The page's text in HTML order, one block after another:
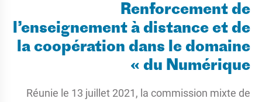
Renforcement de
l’enseignement à distance et de
la coopération dans le domaine
du Numérique »
Réunie le 13 juillet 2021, la commission mixte de